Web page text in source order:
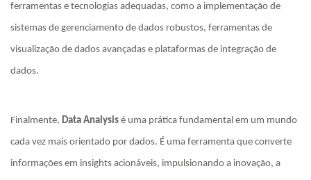
ferramentas e tecnologias adequadas, como a implementação de
sistemas de gerenciamento de dados robustos, ferramentas de
visualização de dados avançadas e plataformas de integração de
dados.
Finalmente, Data Analysis é uma prática fundamental em um mundo
cada vez mais orientado por dados. É uma ferramenta que converte
informações em insights acionáveis, impulsionando a inovação, a